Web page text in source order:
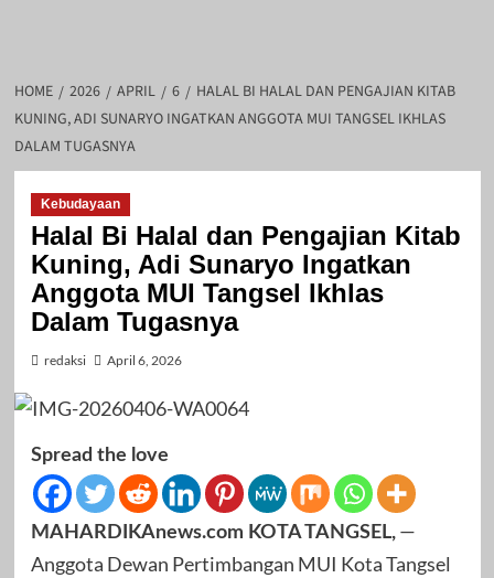
HOME 2026 APRIL 6
HALAL BI HALAL DAN PENGAJIAN KITAB
KUNING, ADI SUNARYO INGATKAN ANGGOTA MUI TANGSEL IKHLAS
DALAM TUGASNYA
Kebudayaan
Halal Bi Halal dan Pengajian Kitab
Kuning, Adi Sunaryo Ingatkan
Anggota MUI Tangsel Ikhlas
Dalam Tugasnya
redaksi April 6, 2026
Spread the love
MAHARDIKAnews.com KOTA TANGSEL,—
Anggota Dewan Pertimbangan MUI Kota Tangsel